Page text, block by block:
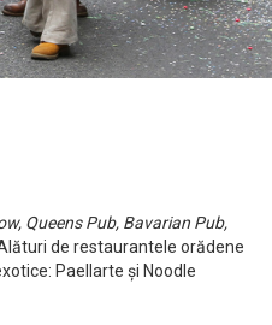
Queens Pub, Bavarian Pub,
de restaurantele orădene
Paellarte și Noodle